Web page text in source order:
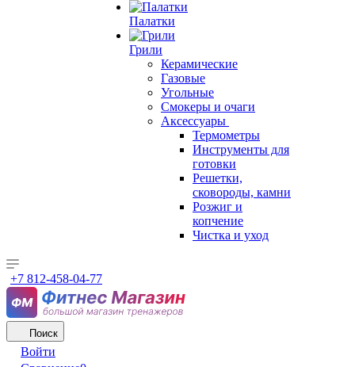
Палатки
Грили
Керамические
Газовые
Угольные
Смокеры и очаги
Аксессуары
Термометры
Инструменты для
готовки
Решетки,
сковороды, камни
Розжиг и
копчение
Чистка и уход
+7 812-458-04-77
Поиск
Войти